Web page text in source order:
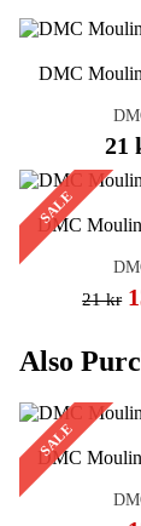
DMC
21
SALE
DMC
21 kr
Also
SALE
DMC